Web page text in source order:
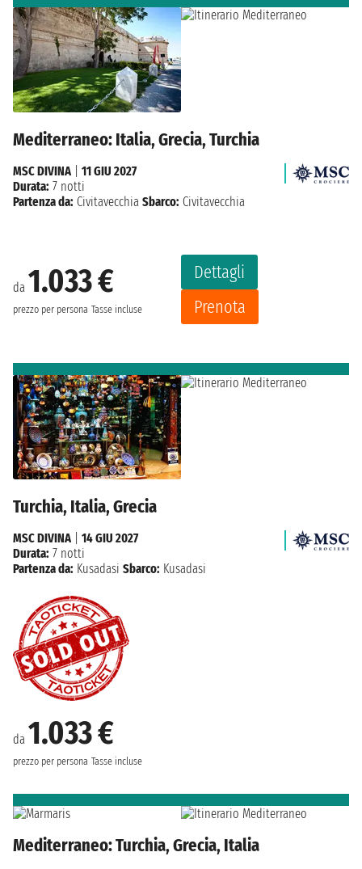
Mediterraneo: Italia, Grecia, Turchia
da 1.033 €
prezzo per persona Tasse incluse
Dettagli
Prenota
MSC DIVINA| 11 GIU 2027
Durata: 7 notti
Partenza da: Civitavecchia Sbarco: Civitavecchia
Turchia, Italia, Grecia
da 1.033 €
prezzo per persona Tasse incluse
MSC DIVINA| 14 GIU 2027
Durata: 7 notti
Partenza da: Kusadasi Sbarco: Kusadasi
Mediterraneo: Turchia, Grecia, Italia